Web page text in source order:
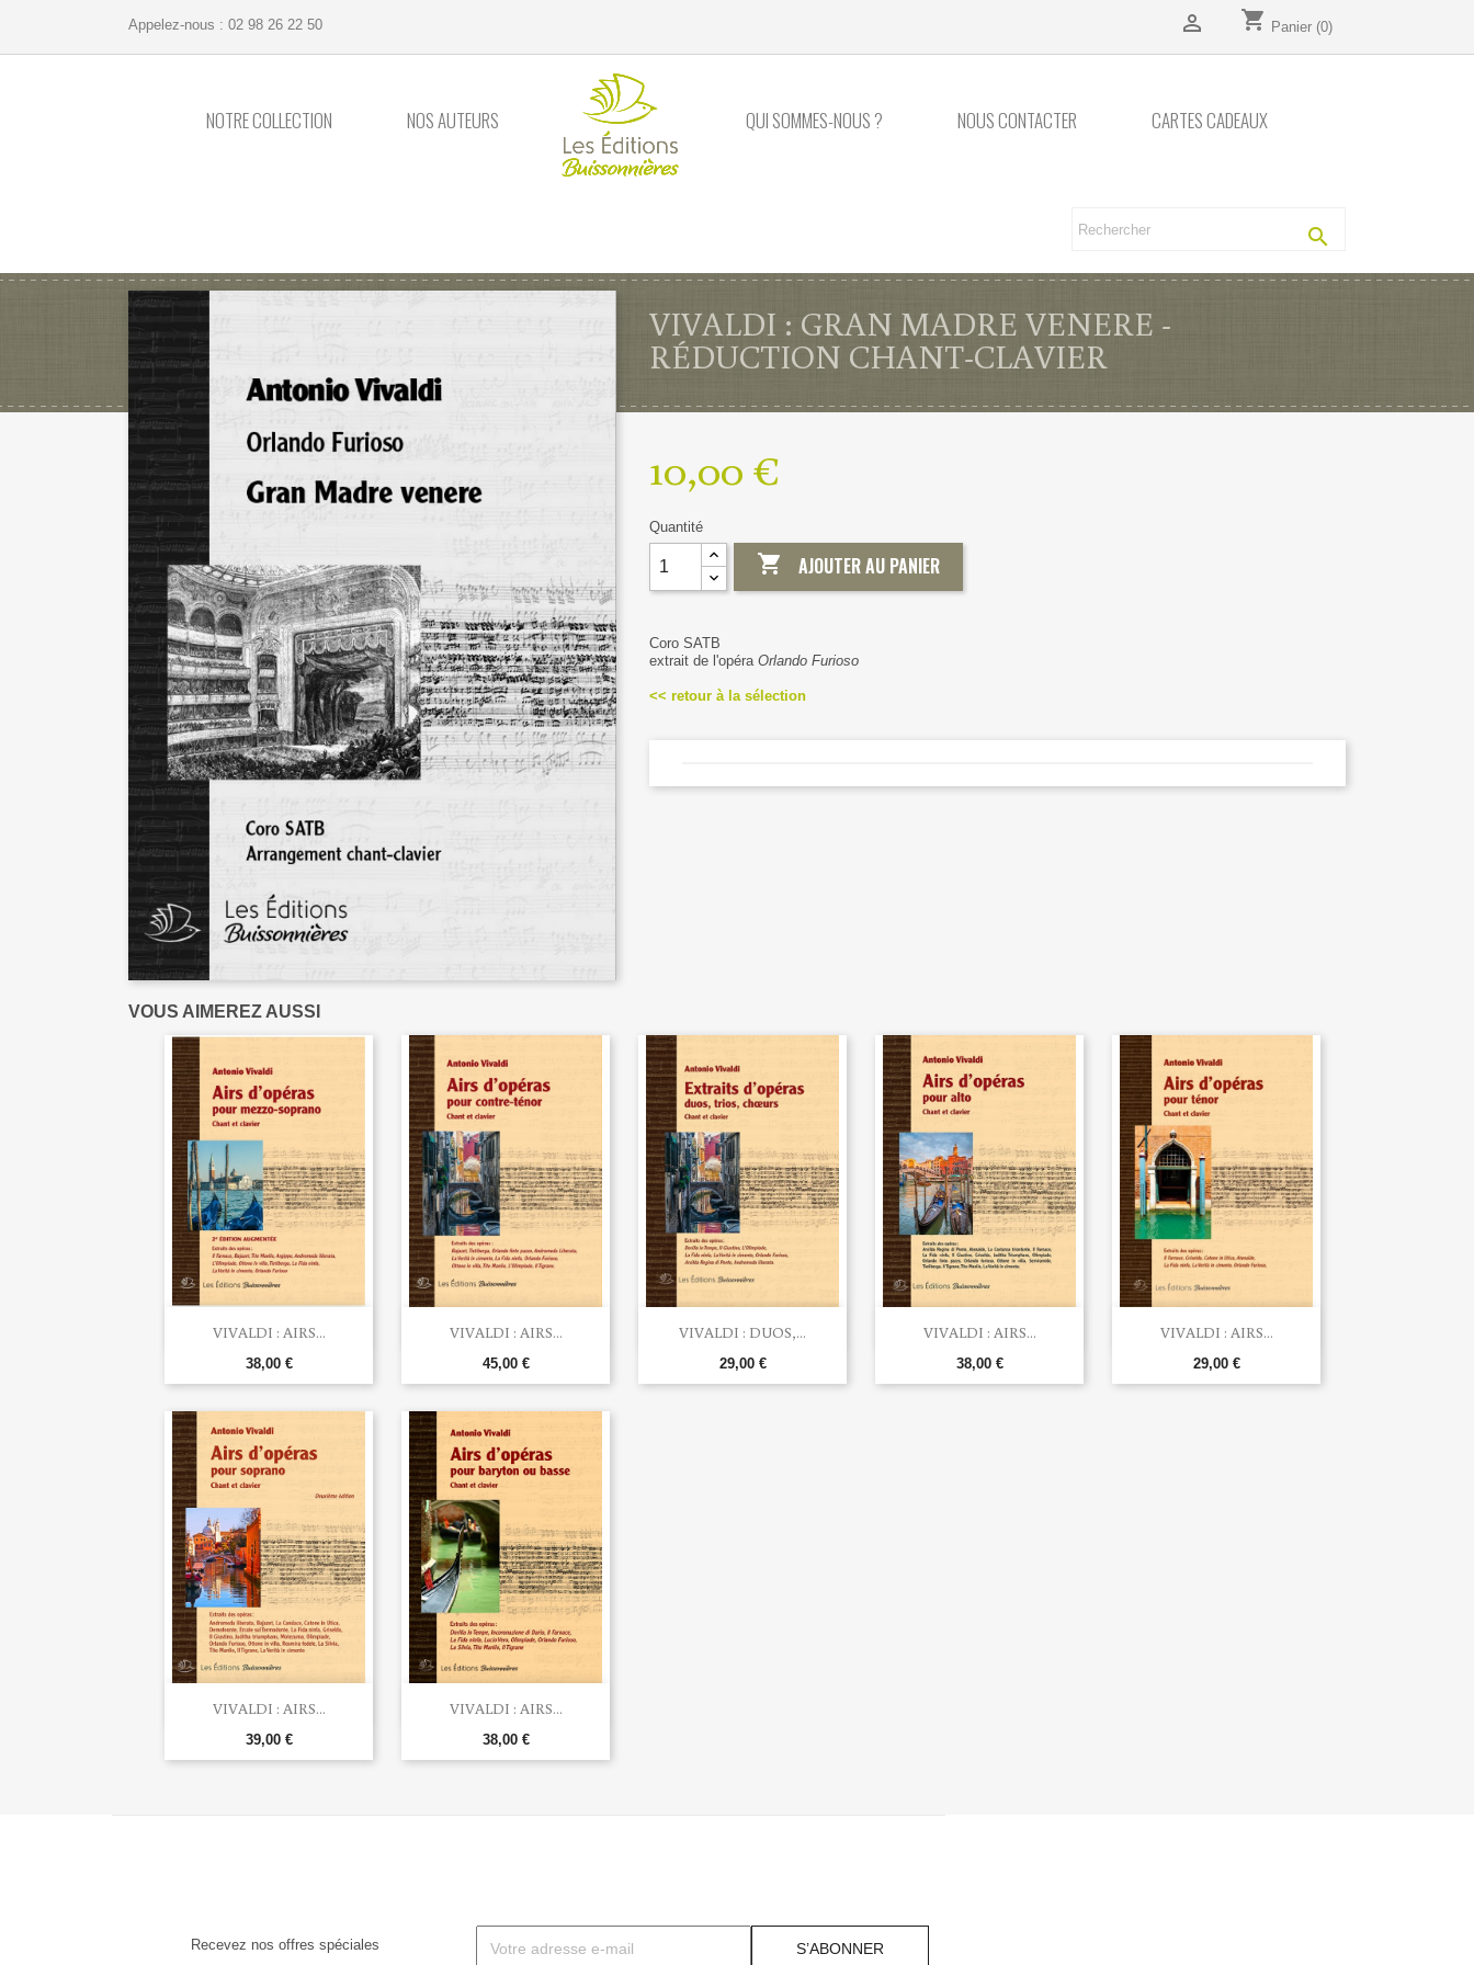
Appelez-nous : 02 98 26 22 50  shopping_cart Panier (0)
NOTRE COLLECTION NOS AUTEURS QUI SOMMES-NOUS ? NOUS CONTACTER CARTES CADEAUX

VIVALDI : GRAN MADRE VENERE -
RÉDUCTION CHANT-CLAVIER
10,00 €
Quantité
 AJOUTER AU PANIER
Coro SATB
extrait de l'opéra Orlando Furioso
<< retour à la sélection
VOUS AIMEREZ AUSSI
VIVALDI : AIRS...
38,00 €
Aperçu rapide VIVALDI : AIRS...
45,00 €
Aperçu rapide VIVALDI : DUOS,...
29,00 €
Aperçu rapide VIVALDI : AIRS...
38,00 €
Aperçu rapide VIVALDI : AIRS...
29,00 €
Aperçu rapide
VIVALDI : AIRS...
39,00 €
Aperçu rapide VIVALDI : AIRS...
38,00 €
Aperçu rapide
Recevez nos offres spéciales